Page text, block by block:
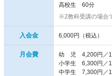
高校生 60分
※2教科受講の場合
入会金 6,000円（税込）
月会費
幼 児 4,200円／1
小学生 6,300円／
中学生 7,300円／